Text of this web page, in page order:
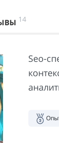
14
Seo-